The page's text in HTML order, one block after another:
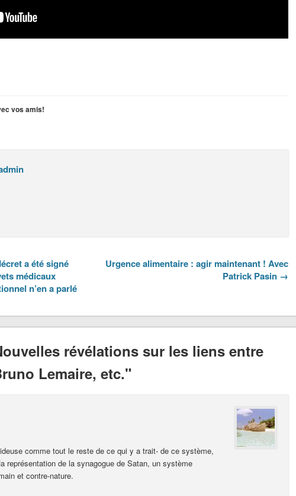
vos amis!
a été signé
médicaux
n’en a parlé
Urgence alimentaire : agir maintenant ! Avec
Patrick Pasin →
révélations sur les liens entre
Lemaire, etc."
comme tout le reste de ce qui y a trait- de ce système,
représentation de la synagogue de Satan, un système
et contre-nature.